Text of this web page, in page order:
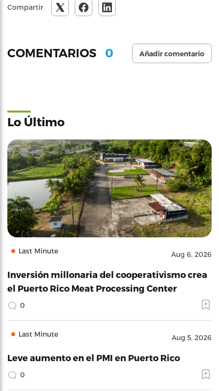
Compartir
COMENTARIOS 0 Añadir comentario
Lo Último
Last Minute Aug 6, 2026
Inversión millonaria del cooperativismo crea
el Puerto Rico Meat Processing Center
0
Last Minute Aug 5, 2026
Leve aumento en el PMI en Puerto Rico
0